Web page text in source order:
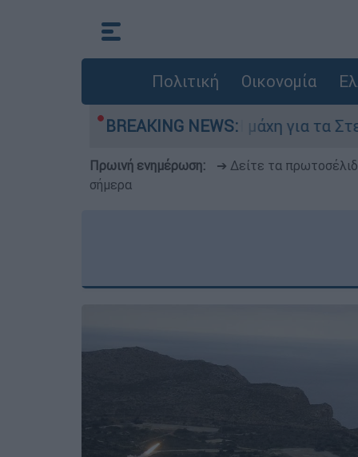
Πολιτική Οικονομία
BREAKING NEWS:
Η μάχη για τα Στενά του
Πρωινή ενημέρωση: ➔ Δείτε τα
σήμερα